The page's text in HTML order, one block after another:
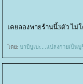
เคยลองพายร้านนี้3ตัว ไม่
ดย: บาบิบูเบะ...แปลงกายเป็นบู